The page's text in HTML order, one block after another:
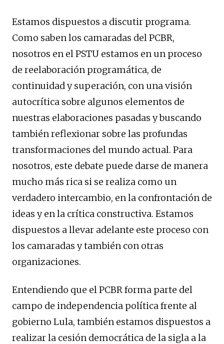
Estamos dispuestos a discutir programa.
Como saben los camaradas del PCBR,
nosotros en el PSTU estamos en un proceso
de reelaboración programática, de
continuidad y superación, con una visión
autocrítica sobre algunos elementos de
nuestras elaboraciones pasadas y buscando
también reflexionar sobre las profundas
transformaciones del mundo actual. Para
nosotros, este debate puede darse de manera
mucho más rica si se realiza como un
verdadero intercambio, en la confrontación de
ideas y en la crítica constructiva. Estamos
dispuestos a llevar adelante este proceso con
los camaradas y también con otras
organizaciones.
Entendiendo que el PCBR forma parte del
campo de independencia política frente al
gobierno Lula, también estamos dispuestos a
realizar la cesión democrática de la sigla a la